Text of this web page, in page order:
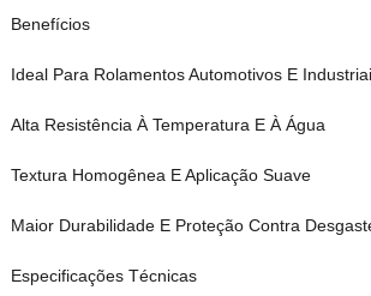
Benefícios
Ideal Para Rolamentos Automotivos E
Alta Resistência À Temperatura E À Água
Textura Homogênea E Aplicação Suave
Maior Durabilidade E Proteção Contra
Especificações Técnicas